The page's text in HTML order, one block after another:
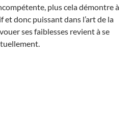
plus cela démontre à
donc puissant dans l’art de la
ses faiblesses revient à se